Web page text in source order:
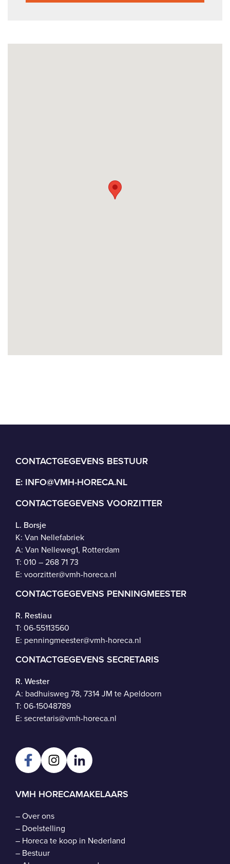
CONTACTGEGEVENS BESTUUR
E: INFO@VMH-HORECA.NL
CONTACTGEGEVENS VOORZITTER
L. Borsje
K: Van Nellefabriek
A: Van Nelleweg1, Rotterdam
T: 010 – 268 71 73
E: voorzitter@vmh-horeca.nl
CONTACTGEGEVENS PENNINGMEESTER
R. Restiau
T: 06-55113560
E: penningmeester@vmh-horeca.nl
CONTACTGEGEVENS SECRETARIS
R. Wester
A: badhuisweg 78, 7314 JM te Apeldoorn
T: 06-15048789
E: secretaris@vmh-horeca.nl
VMH HORECAMAKELAARS
–Over ons
– Doelstelling
– Horeca te koop in Nederland
– Bestuur